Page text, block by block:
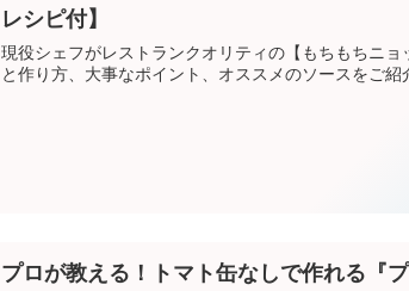
レシピ付】
現役シェフがレストランクオリティの【もちもちニョ
と作り方、大事なポイント、オススメのソースをご紹
プロが教える！トマト缶なしで作れる『